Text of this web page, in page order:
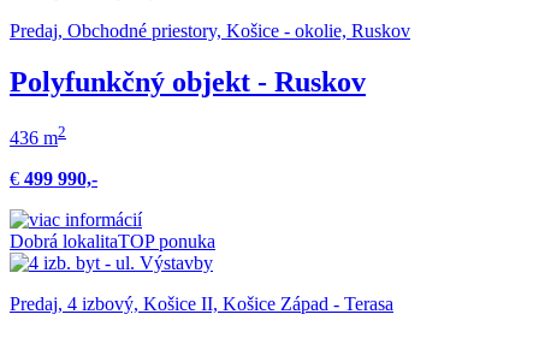
Predaj, Obchodné priestory, Košice - okolie, Ruskov
Polyfunkčný objekt - Ruskov
436 m2
€ 499 990,-
Dobrá lokalitaTOP ponuka
Predaj, 4 izbový, Košice II, Košice Západ - Terasa